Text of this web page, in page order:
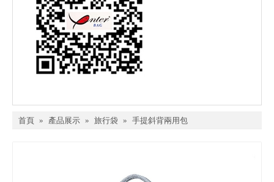
首頁 » 產品展示 » 旅行袋 » 手提斜背兩用包